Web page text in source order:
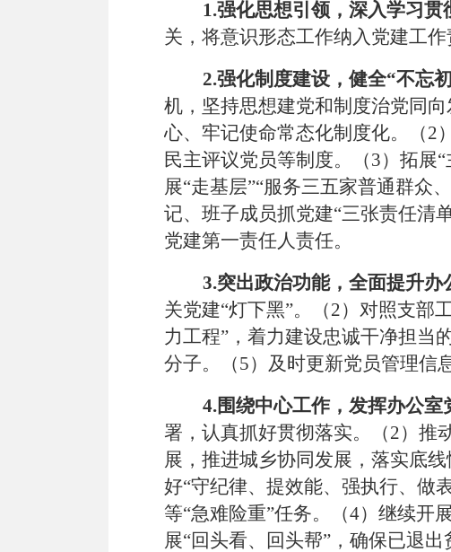
1.强化思想引领，深入学习
关，将意识形态工作纳入党建工
2.强化制度建设，健全“不忘
机，坚持思想建党和制度治党同
心、牢记使命常态化制度化。（2
民主评议党员等制度。（3）拓展“
展“走基层”“服务三五家普通群众
记、班子成员抓党建“三张责任清
党建第一责任人责任。
3.突出政治功能，全面提升办
关党建“灯下黑”。（2）对照支部
力工程” ，着力建设忠诚干净担当
分子。（5）及时更新党员管理信
4.围绕中心工作，发挥办公室
署，认真抓好贯彻落实。（2）推
展，推进城乡协同发展，落实底
好“守纪律、提效能、强执行、做
等“急难险重”任务。（4）继续开
展“回头看、回头帮” ，确保已退